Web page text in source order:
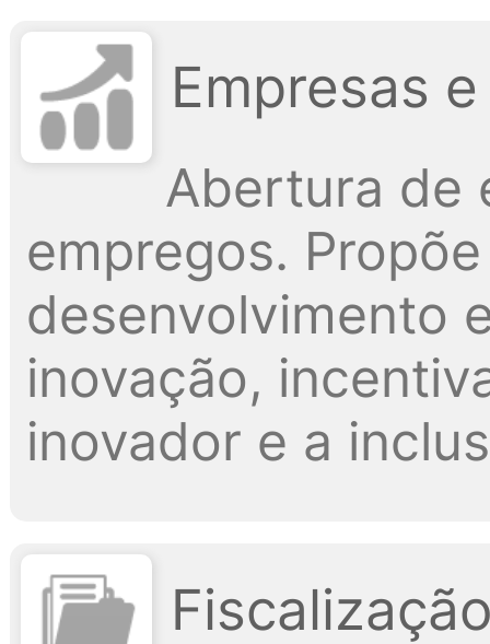
Empresas
Abertura de
empregos.
desenvolvimento
inovação,
inovador e a